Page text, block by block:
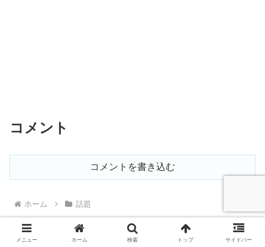
コメント
コメントを書き込む
ホーム 話題
メニュー ホーム 検索 トップ サイドバー